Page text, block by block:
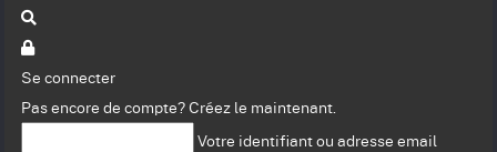
Se connecter
Pas encore de compte? Créez le maintenant.
Votre identifiant ou adresse email